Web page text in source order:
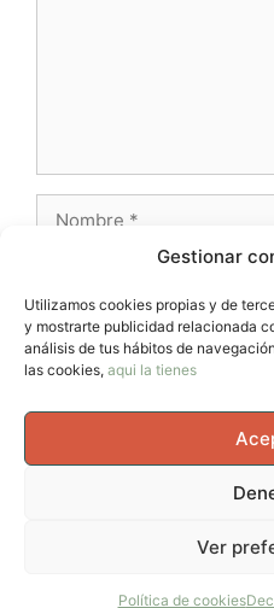
Gestionar
Utilizamos cookies propias y de
y mostrarte publicidad relacionada
análisis de tus hábitos de
las cookies, aqui la tienes
Ver
Política de cookies
electrónico
Web
© 2026 AvernoTrail -
cabeza y en la vida.•